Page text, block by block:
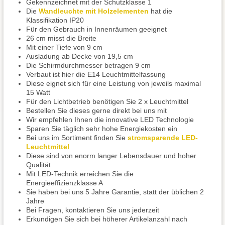
Gekennzeichnet mit der Schutzklasse 1
Die Wandleuchte mit Holzelementen hat die
Klassifikation IP20
Für den Gebrauch in Innenräumen geeignet
26 cm misst die Breite
Mit einer Tiefe von 9 cm
Ausladung ab Decke von 19,5 cm
Die Schirmdurchmesser betragen 9 cm
Verbaut ist hier die E14 Leuchtmittelfassung
Diese eignet sich für eine Leistung von jeweils maximal
15 Watt
Für den Lichtbetrieb benötigen Sie 2 x Leuchtmittel
Bestellen Sie dieses gerne direkt bei uns mit
Wir empfehlen Ihnen die innovative LED Technologie
Sparen Sie täglich sehr hohe Energiekosten ein
Bei uns im Sortiment finden Sie stromsparende LED-
Leuchtmittel
Diese sind von enorm langer Lebensdauer und hoher
Qualität
Mit LED-Technik erreichen Sie die
Energieeffizienzklasse A
Sie haben bei uns 5 Jahre Garantie, statt der üblichen 2
Jahre
Bei Fragen, kontaktieren Sie uns jederzeit
Erkundigen Sie sich bei höherer Artikelanzahl nach